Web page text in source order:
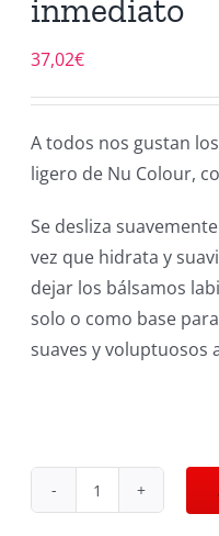
inmediato
37,02€
A todos nos gustan
ligero de Nu Colour,
Se desliza
vez que hidrata y
dejar los bálsamos
solo o como base
suaves y voluptuosos
Lip